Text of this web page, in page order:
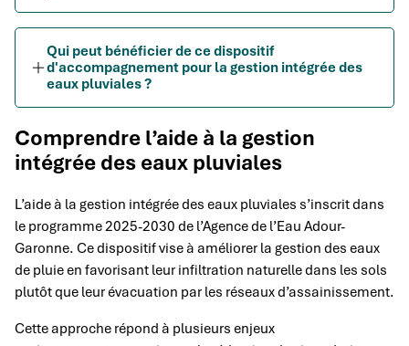
Qui peut bénéficier de ce dispositif
d'accompagnement pour la gestion intégrée des
eaux pluviales ?
Comprendre l’aide à la gestion
intégrée des eaux pluviales
L’aide à la gestion intégrée des eaux pluviales s’inscrit dans
le programme 2025-2030 de l’Agence de l’Eau Adour-
Garonne. Ce dispositif vise à améliorer la gestion des eaux
de pluie en favorisant leur infiltration naturelle dans les sols
plutôt que leur évacuation par les réseaux d’assainissement.
Cette approche répond à plusieurs enjeux